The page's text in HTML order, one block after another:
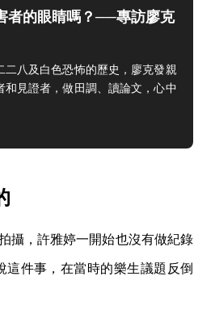
者的眼睛嗎？──專訪廖克
二八及白色恐怖的歷史，廖克發親
和見證者，做田調、讀論文，心中
攝，許雅婷一開始也沒有做紀錄
件事，在當時的樂生議題反倒